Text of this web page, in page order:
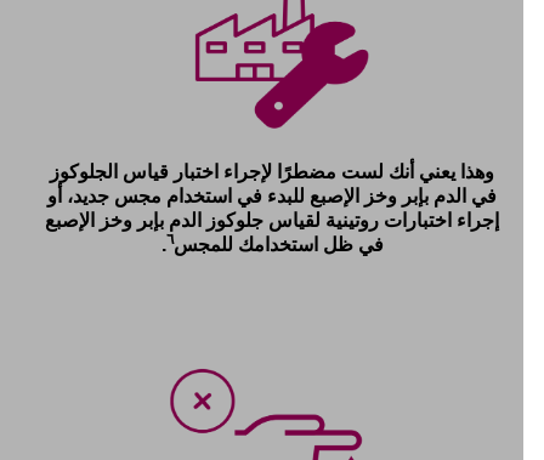
وهذا يعني أنك لست مضطرًا لإجراء اختبار قياس الجلوكوز
في الدم بإبر وخز الإصبع للبدء في استخدام مجس جديد، أو
إجراء اختبارات روتينية لقياس جلوكوز الدم بإبر وخز الإصبع
في ظل استخدامك للمجس .